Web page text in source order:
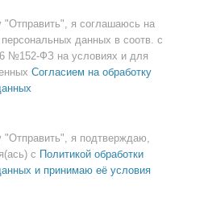
"Отправить", я соглашаюсь на
данных в соотв. с
№152-ФЗ на условиях и для
Согласием на обработку
"Отправить", я подтверждаю,
с Политикой обработки
и принимаю её условия